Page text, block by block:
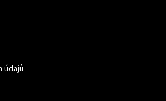
údajů